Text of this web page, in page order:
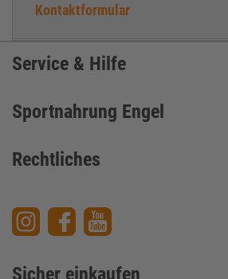
Kontaktformular
Service & Hilfe
Sportnahrung Engel
Rechtliches
Sicher einkaufen